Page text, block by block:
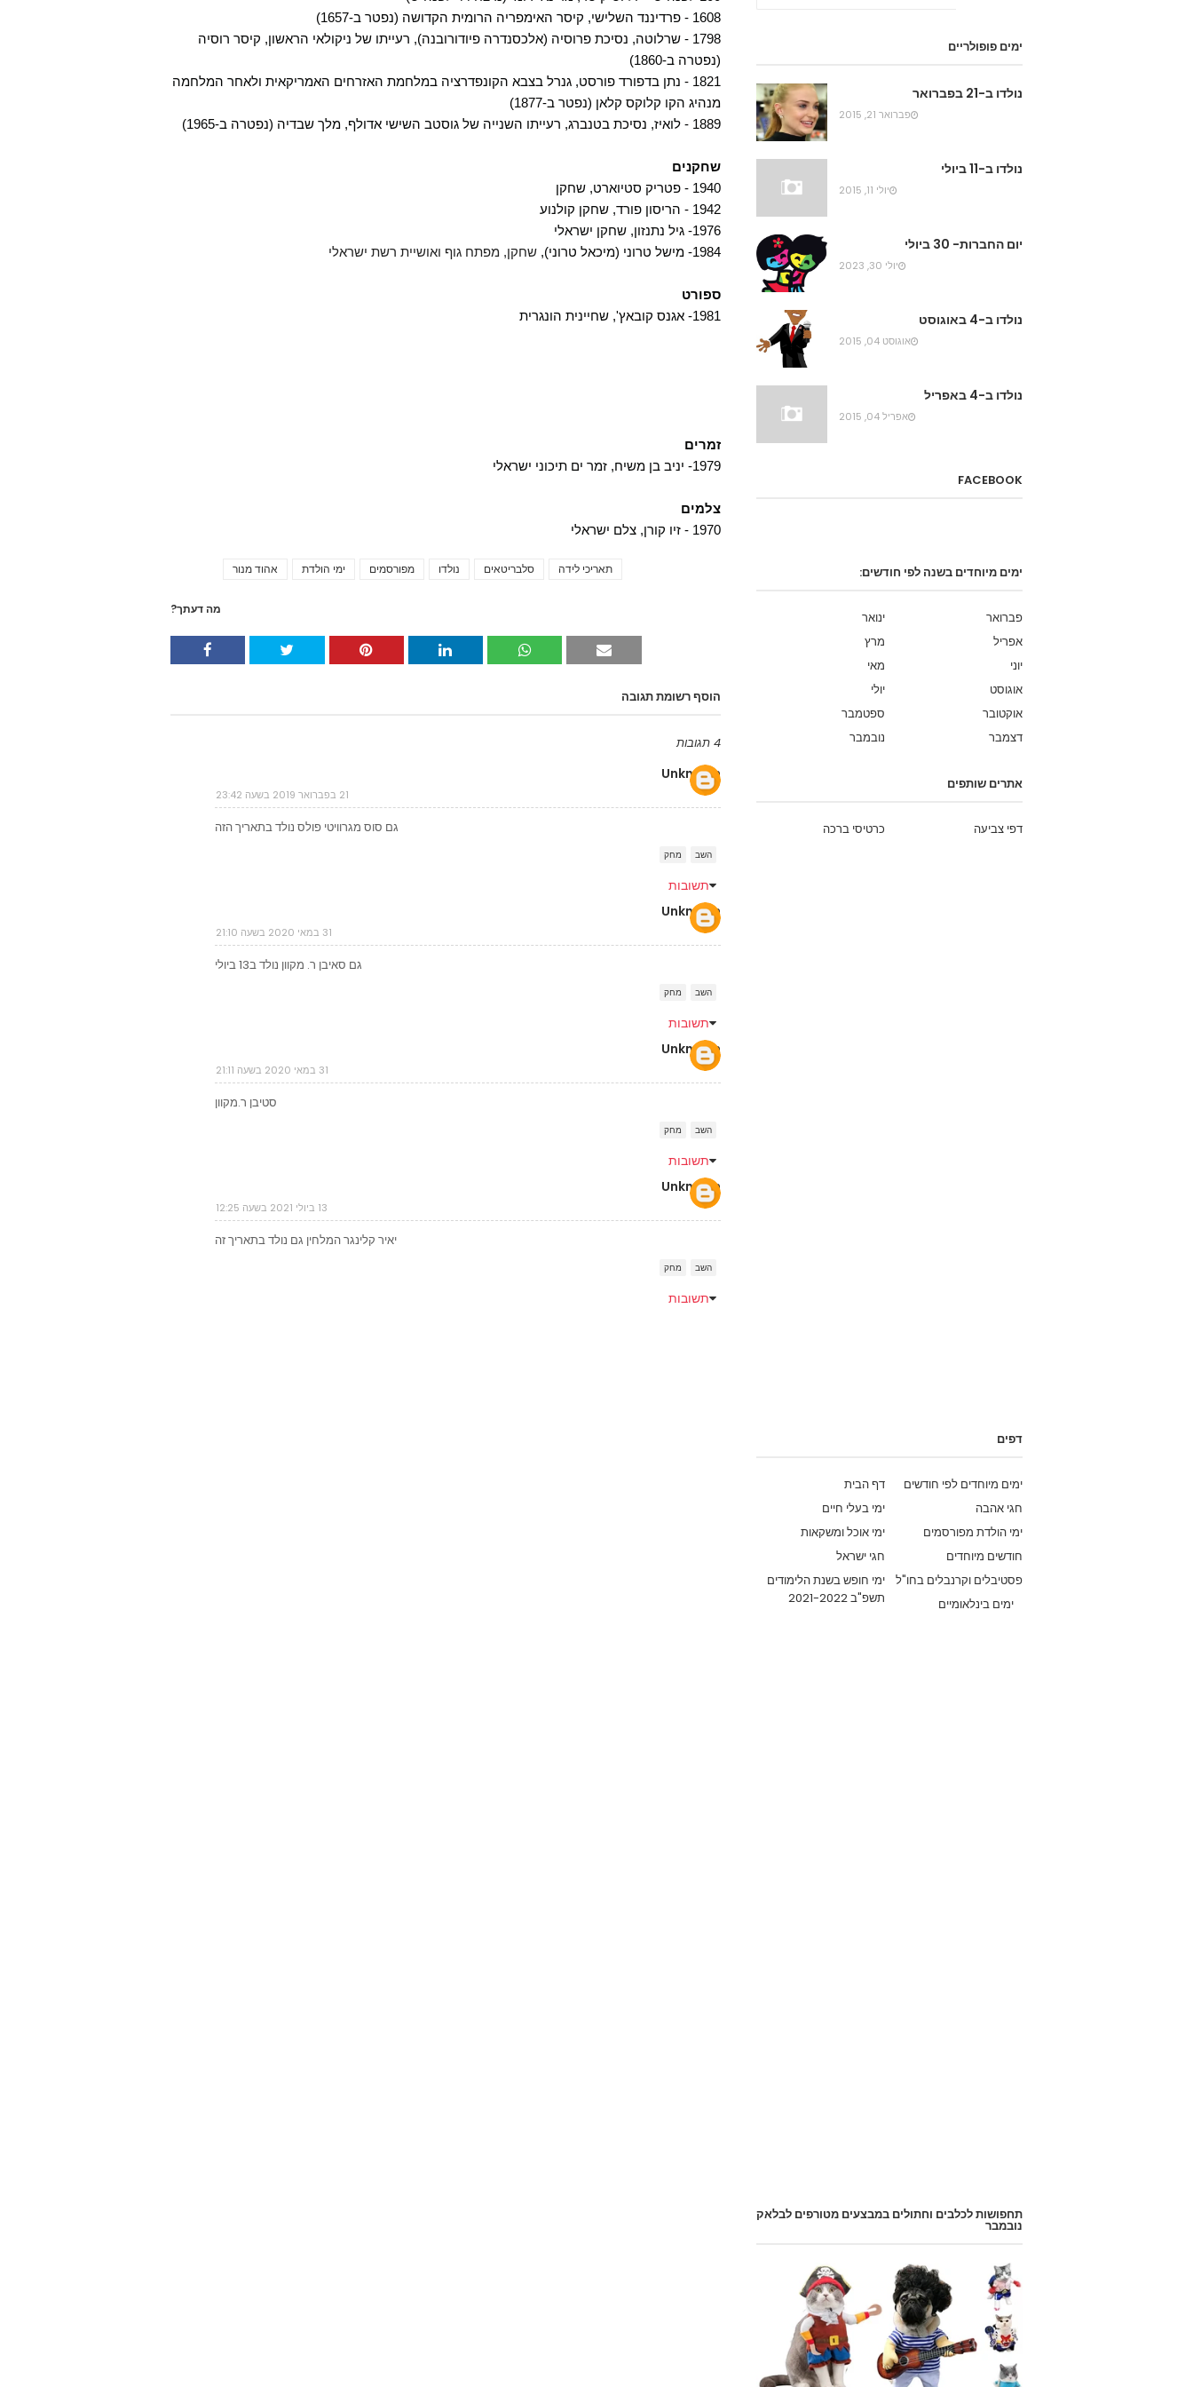
1608 - פרדיננד השלישי, קיסר האימפריה הרומית הקדושה (נפטר ב-1657)
1798 - שרלוטה, נסיכת פרוסיה (אלכסנדרה פיודורובנה), רעייתו של ניקולאי הראשון, קיסר רוסיה
(נפטרה ב-1860)
1821 - נתן בדפורד פורסט, גנרל בצבא הקונפדרציה במלחמת האזרחים האמריקאית ולאחר המלחמה
מנהיג הקו קלוקס קלאן (נפטר ב-1877)
1889 - לואיז, נסיכת בטנברג, רעייתו השנייה של גוסטב השישי אדולף, מלך שבדיה (נפטרה ב-1965)
שחקנים
1940 - פטריק סטיוארט, שחקן
1942 - הריסון פורד, שחקן קולנוע
1976- גיל נתנזון, שחקן ישראלי
1984- מישל טרוני (מיכאל טרוני),
שחקן, מפתח גוף ואושיית רשת ישראלי
ספורט
1981- אגנס קובאץ', שחיינית הונגרית
זמרים
1979- יניב בן משיח, זמר ים תיכוני ישראלי
צלמים
1970 - זיו קורן, צלם ישראלי
אהוד מנור ימי הולדת מפורסמים נולדו סלבריטאים תאריכי לידה
מה דעתך?
הוסף רשומת תגובה
4 תגובות
Unknown
21 בפברואר 2019 בשעה 23:42
גם סוס מגרוויטי פולס נולד בתאריך הזה
השב מחק
תשובות
Unknown
31 במאי 2020 בשעה 21:10
גם סאיבן ר. מקוון נולד ב13 ביולי
השב מחק
תשובות
Unknown
31 במאי 2020 בשעה 21:11
סטיבן ר.מקוון
השב מחק
תשובות
Unknown
13 ביולי 2021 בשעה 12:25
יאיר קלינגר המלחין גם נולד בתאריך זה
השב מחק
תשובות
ימים פופולריים
נולדו ב-21 בפברואר
פברואר 21, 2015
נולדו ב-11 ביולי
יולי 11, 2015
יום החברות- 30 ביולי
יולי 30, 2023
נולדו ב-4 באוגוסט
אוגוסט 04, 2015
נולדו ב-4 באפריל
אפריל 04, 2015
FACEBOOK
ימים מיוחדים בשנה לפי חודשים:
ינואר
פברואר
מרץ
אפריל
מאי
יוני
יולי
אוגוסט
ספטמבר
אוקטובר
נובמבר
דצמבר
אתרים שותפים
כרטיסי ברכה דפי צביעה
דפים
דף הבית
ימים מיוחדים לפי חודשים
ימי בעלי חיים
חגי אהבה
ימי אוכל ומשקאות
ימי הולדת מפורסמים
חגי ישראל
חודשים מיוחדים
ימי חופש בשנת הלימודים
תשפ"ב 2021-2022
פסטיבלים וקרנבלים בחו"ל
ימים בינלאומיים
תחפושות לכלבים וחתולים במבצעים מטורפים לבלאק
נובמבר